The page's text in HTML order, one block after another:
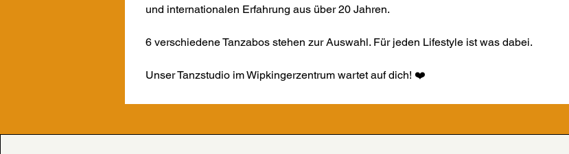
und internationalen Erfahrung aus über 20 Jahren.
6 verschiedene Tanzabos stehen zur Auswahl. Für jeden Lifestyle ist was dabei.
Unser Tanzstudio im Wipkingerzentrum wartet auf dich! ❤️